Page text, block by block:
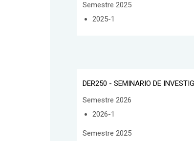
Semestre 2025
2025-1
DER250 - SEMINARIO DE
Semestre 2026
2026-1
Semestre 2025